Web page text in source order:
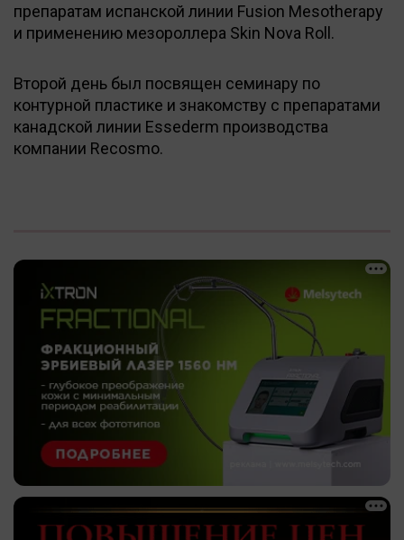
препаратам испанской линии Fusion Mesotherapy
и применению мезороллера Skin Nova Roll.
Второй день был посвящен семинару по
контурной пластике и знакомству с препаратами
канадской линии Essederm производства
компании Recosmo.